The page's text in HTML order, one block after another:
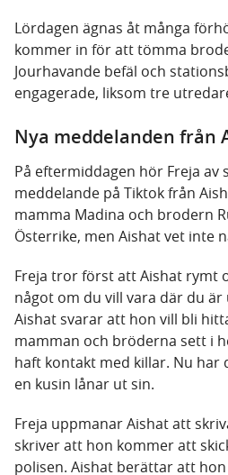
Lördagen ägnas åt många
kommer in för att tömma
Jourhavande befäl och
engagerade, liksom tre
Nya meddelanden från
På eftermiddagen hör Freja av
meddelande på Tiktok från
mamma Madina och brodern
Österrike, men Aishat vet inte
Freja tror först att Aishat rymt
något om du vill vara där du
Aishat svarar att hon vill bli
mamman och bröderna sett i
haft kontakt med killar. Nu har
en kusin lånar ut sin.
Freja uppmanar Aishat att
skriver att hon kommer att
polisen. Aishat berättar att